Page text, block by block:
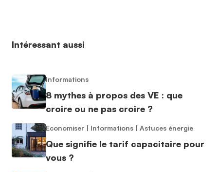
Intéressant aussi
Informations
8 mythes à propos des VE : que
croire ou ne pas croire ?
Economiser | Informations | Astuces énergie
Que signifie le tarif capacitaire pour
vous ?